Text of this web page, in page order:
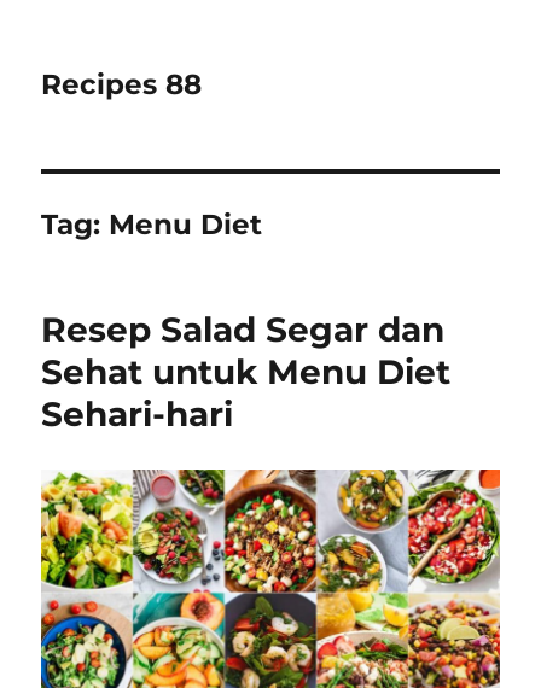
Recipes 88
Tag: Menu Diet
Resep Salad Segar dan
Sehat untuk Menu Diet
Sehari-hari